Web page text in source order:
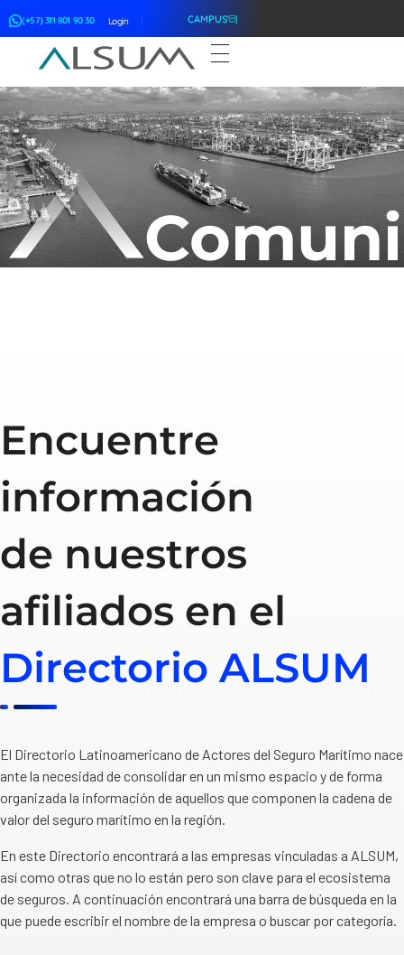
(+57) 311 801 90 30 Login CAMPUS
ALSUM
Encuentre
información
de nuestros
afiliados en el
Directorio ALSUM
El Directorio Latinoamericano de Actores del Seguro Marítimo nace
ante la necesidad de consolidar en un mismo espacio y de forma
organizada la información de aquellos que componen la cadena de
valor del seguro marítimo en la región.
En este Directorio encontrará a las empresas vinculadas a ALSUM,
así como otras que no lo están pero son clave para el ecosistema
de seguros. A continuación encontrará una barra de búsqueda en la
que puede escribir el nombre de la empresa o buscar por categoría.